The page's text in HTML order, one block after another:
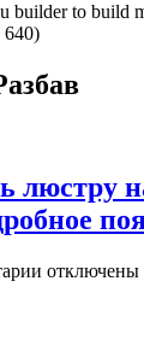
builder to build
640)
люстру
котключены